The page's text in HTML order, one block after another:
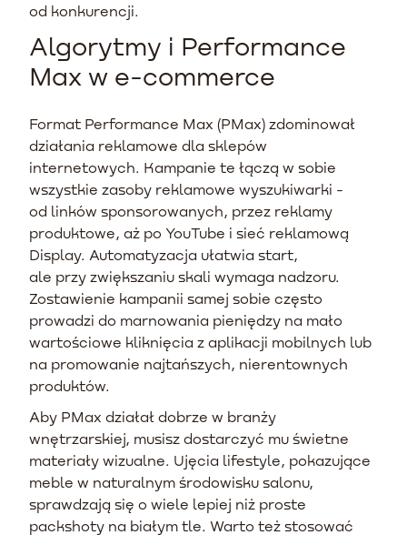
od konkurencji.
Algorytmy i Performance
Max w e-commerce
Format Performance Max (PMax) zdominował
działania reklamowe dla sklepów
internetowych. Kampanie te łączą w sobie
wszystkie zasoby reklamowe wyszukiwarki -
od linków sponsorowanych, przez reklamy
produktowe, aż po YouTube i sieć reklamową
Display. Automatyzacja ułatwia start,
ale przy zwiększaniu skali wymaga nadzoru.
Zostawienie kampanii samej sobie często
prowadzi do marnowania pieniędzy na mało
wartościowe kliknięcia z aplikacji mobilnych lub
na promowanie najtańszych, nierentownych
produktów.
Aby PMax działał dobrze w branży
wnętrzarskiej, musisz dostarczyć mu świetne
materiały wizualne. Ujęcia lifestyle, pokazujące
meble w naturalnym środowisku salonu,
sprawdzają się o wiele lepiej niż proste
packshoty na białym tle. Warto też stosować